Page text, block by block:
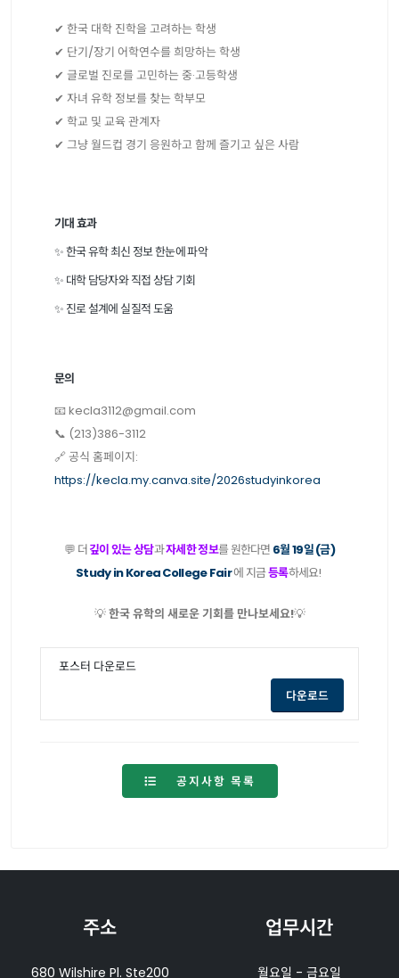
✔ 한국 대학 진학을 고려하는 학생
✔ 단기/장기 어학연수를 희망하는 학생
✔ 글로벌 진로를 고민하는 중·고등학생
✔ 자녀 유학 정보를 찾는 학부모
✔ 학교 및 교육 관계자
✔ 그냥 월드컵 경기 응원하고 함께 즐기고 싶은 사람
기대 효과
✨ 한국 유학 최신 정보 한눈에 파악
✨ 대학 담당자와 직접 상담 기회
✨ 진로 설계에 실질적 도움
문의
📧 kecla3112@gmail.com
📞 (213)386-3112
🔗 공식 홈페이지:
https://kecla.my.canva.site/2026studyinkorea
💬 더깊이 있는 상담과자세한 정보를 원한다면 6월 19일 (금)
Study in Korea College Fair에 지금등록하세요!
💡한국 유학의 새로운 기회를 만나보세요!💡
포스터 다운로드
다운로드opens a
공지사항 목록
주소
680 Wilshire Pl. Ste200
업무시간
월요일 - 금요일